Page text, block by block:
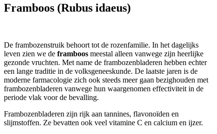
Framboos (Rubus idaeus)
De frambozenstruik behoort tot de rozenfamilie. In het dagelijks
leven zien we de framboos meestal alleen vanwege zijn heerlijke
gezonde vruchten. Met name de frambozenbladeren hebben echter
een lange traditie in de volksgeneeskunde. De laatste jaren is de
moderne farmacologie zich ook steeds meer gaan bezighouden met
frambozenbladeren vanwege hun waargenomen effectiviteit in de
periode vlak voor de bevalling.
Frambozenbladeren zijn rijk aan tannines, flavonoïden en
slijmstoffen. Ze bevatten ook veel vitamine C en calcium en ijzer.